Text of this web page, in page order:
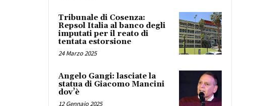
Tribunale di Cosenza:
Repsol Italia al banco degli
imputati per il reato di
tentata estorsione
24 Marzo 2025
Angelo Gangi: lasciate la
statua di Giacomo Mancini
dov’è
12 Gennaio 2025